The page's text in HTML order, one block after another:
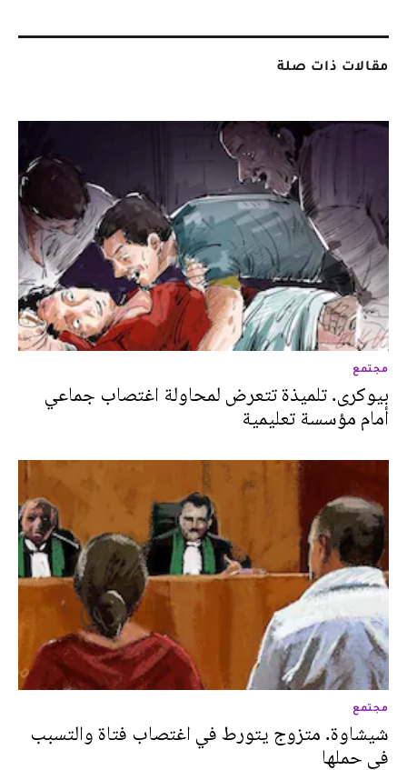
مقالات ذات صلة
مجتمع
بيوكرى. تلميذة تتعرض لمحاولة اغتصاب جماعي
أمام مؤسسة تعليمية
مجتمع
شيشاوة. متزوج يتورط في اغتصاب فتاة والتسبب
في حملها